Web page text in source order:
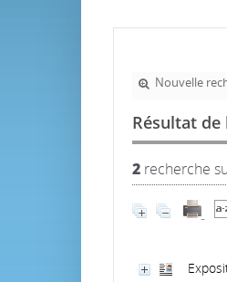
Nouvelle
Résultat de
2recherche